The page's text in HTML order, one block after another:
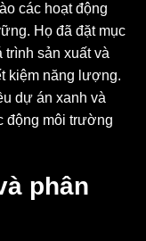
các hoạt động
Họ đã đặt mục
sản xuất và
kiệm năng lượng.
dự án xanh và
động môi trường
phân